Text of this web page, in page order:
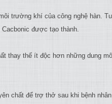
trường khí của công nghệ hàn.
được tạo thành.
thay thế ít độc hơn những dung
chất để trợ thở sau khi bệnh